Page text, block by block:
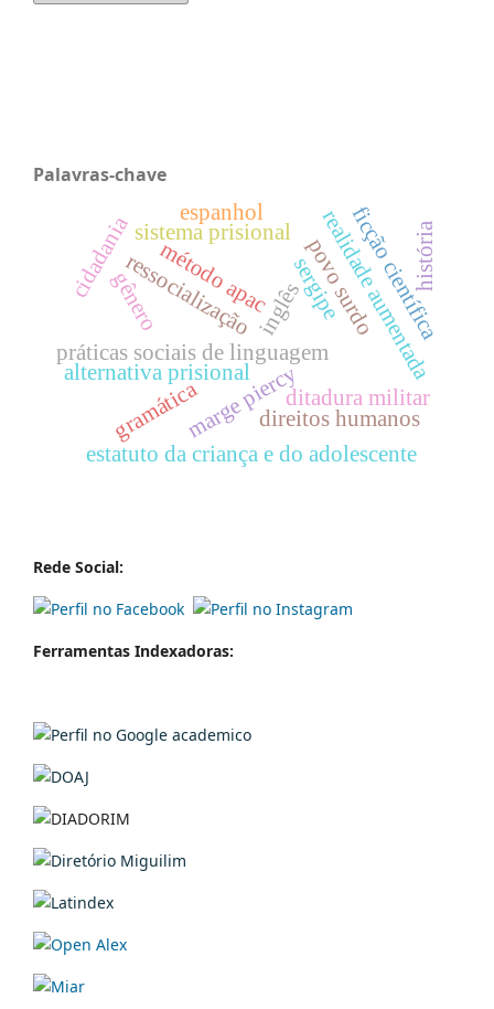
Palavras-chave
práticas sociais de linguagem
sergipe
inglês realidade aumentada
método apac
alternativa prisional
ressocialização
sistema prisional ficção científica
marge piercy
história
ditadura militar
gênero
direitos humanos
estatuto da criança e do adolescente
cidadania
gramática
povo surdo
espanhol
Rede Social:
Ferramentas Indexadoras: